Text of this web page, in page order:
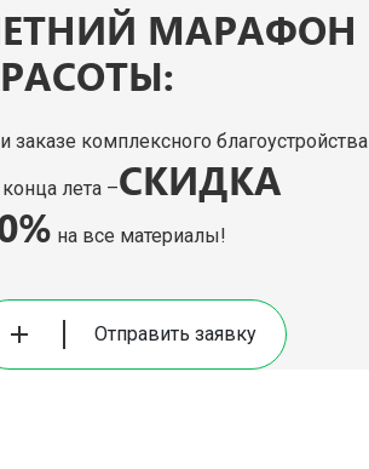
МАРАФОН
заказе комплексного благоустройства
лета –СКИДКА
на все материалы!
Отправить заявку